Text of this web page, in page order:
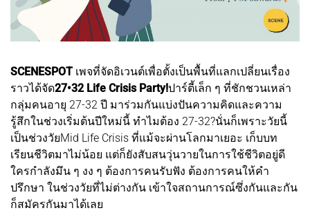
SCENESPOT เพจที่จัดอิเวนต์เพื่อตั้งเป็นพื้นที่แลกเปลี่ยนเรื่อง
ราวได้จัด27•32 Life Crisis Party!ปาร์ตี้เล็ก ๆ ที่ชักชวนเหล่า
กลุ่มคนอายุ 27-32 ปี มาร่วมกันแบ่งปันความคิดและความ
รู้สึกในช่วงเริ่มต้นปีใหม่นี้ ทำไมต้อง 27-32?นั่นก็เพราะวัยนี้
เป็นช่วงวัยMid Life Crisis ที่แม้จะผ่านโลกมาเยอะ เก็บบท
เรียนชีวิตมาไม่น้อย แต่ก็ยังสับสนวุ่นวายในการใช้ชีวิตอยู่ดี
ใครกำลังมึน ๆ งง ๆ ต้องการคนรับฟัง ต้องการคนให้คำ
ปรึกษา ในช่วงวัยที่ไม่ต่างกัน เข้าใจสถานการณ์ซึ่งกันและกัน
ก็สมัครกันมาได้เลย